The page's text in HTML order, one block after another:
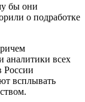
бы они
о подработке
аналитики всех
России
всплывать